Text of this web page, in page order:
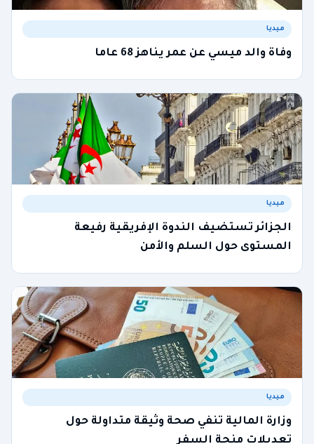
ميديا
وفاة والد ميسي عن عمر يناهز 68 عاما
ميديا
الجزائر تستضيف الندوة الإفريقية رفيعة
المستوى حول السلم والأمن
ميديا
وزارة المالية تنفي صحة وثيقة متداولة حول
تعديلات منحة السفر